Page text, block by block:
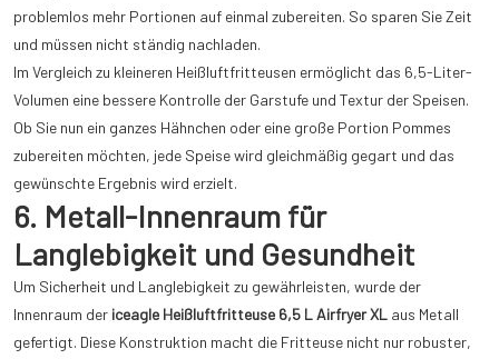
problemlos mehr Portionen auf einmal zubereiten. So sparen Sie Zeit
und müssen nicht ständig nachladen.
Im Vergleich zu kleineren Heißluftfritteusen ermöglicht das 6,5-Liter-
Volumen eine bessere Kontrolle der Garstufe und Textur der Speisen.
Ob Sie nun ein ganzes Hähnchen oder eine große Portion Pommes
zubereiten möchten, jede Speise wird gleichmäßig gegart und das
gewünschte Ergebnis wird erzielt.
6. Metall-Innenraum für
Langlebigkeit und Gesundheit
Um Sicherheit und Langlebigkeit zu gewährleisten, wurde der
Innenraum der iceagle Heißluftfritteuse 6,5 L Airfryer XL aus Metall
gefertigt. Diese Konstruktion macht die Fritteuse nicht nur robuster,